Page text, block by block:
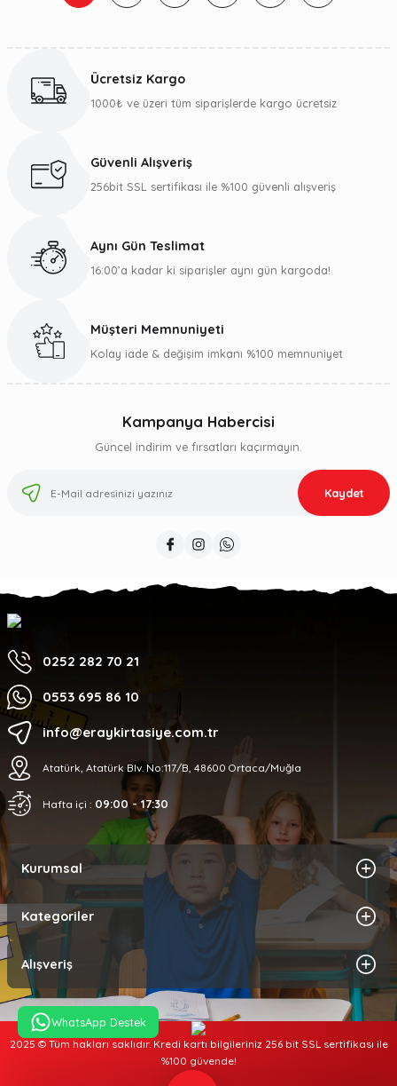
Ücretsiz Kargo
1000₺ ve üzeri tüm siparişlerde kargo ücretsiz
Güvenli Alışveriş
256bit SSL sertifikası ile %100 güvenli alışveriş
Aynı Gün Teslimat
16:00’a kadar ki siparişler aynı gün kargoda!
Müşteri Memnuniyeti
Kolay iade & değişim imkanı %100 memnuniyet
Kampanya Habercisi
Güncel indirim ve fırsatları kaçırmayın.
Kaydet
0252 282 70 21
0553 695 86 10
info@eraykirtasiye.com.tr
Atatürk, Atatürk Blv. No:117/B, 48600 Ortaca/Muğla
Hafta içi : 09:00 - 17:30
Kurumsal
Kategoriler
Alışveriş
2025 © Tüm hakları saklıdır. Kredi kartı bilgileriniz 256 bit SSL sertifikası ile
%100 güvende!
WhatsApp Destek